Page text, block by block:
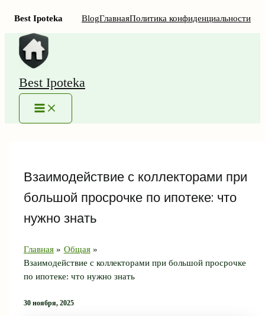
Best Ipoteka BlogГлавнаяПолитика конфиденциальности
Перейти
содержимому
Best Ipoteka
MAIN
MENU
Взаимодействие с коллекторами при
большой просрочке по ипотеке: что
нужно знать
Главная
Общая
Взаимодействие с коллекторами при большой просрочке
по ипотеке: что нужно знать
30 ноября, 2025